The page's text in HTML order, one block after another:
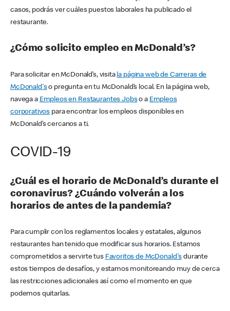
casos, podrás ver cuáles puestos laborales ha publicado el
restaurante.
¿Cómo solicito empleo en McDonald’s?
Para solicitar en McDonald’s, visita la página web de Carreras de
McDonald'so pregunta en tu McDonald’s local. En la página web,
navega a Empleos en Restaurantes Jobso a Empleos
corporativos para encontrar los empleos disponibles en
McDonald’s cercanos a ti.
COVID-19
¿Cuál es el horario de McDonald’s durante el
coronavirus? ¿Cuándo volverán a los
horarios de antes de la pandemia?
Para cumplir con los reglamentos locales y estatales, algunos
restaurantes han tenido que modificar sus horarios. Estamos
comprometidos a servirte tus Favoritos de McDonald's durante
estos tiempos de desafíos, y estamos monitoreando muy de cerca
las restricciones adicionales así como el momento en que
podemos quitarlas.